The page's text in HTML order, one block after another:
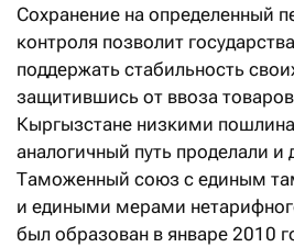
Сохранение на определенный
контроля позволит
поддержать стабильность
защитившись от ввоза
Кыргызстане низкими
аналогичный путь проделали и
Таможенный союз с единым
и едиными мерами
был образован в январе 2010